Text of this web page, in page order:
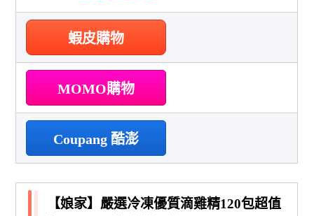
蝦皮購物
MOMO購物
Coupang 酷澎
【娘家】嚴選冷凍優質滴雞精120包超值